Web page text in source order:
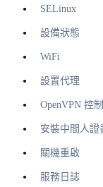
SELinux
設備狀態
WiFi
設置代理
OpenVPN 控制
安裝中間人證
關機重啟
服務日誌